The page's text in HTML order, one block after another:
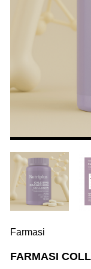
Farmasi
FARMASI